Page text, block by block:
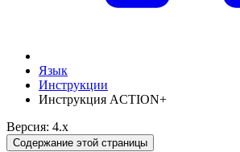
Язык
Инструкции
Инструкция ACTION+
Версия: 4.x
Содержание этой страницы